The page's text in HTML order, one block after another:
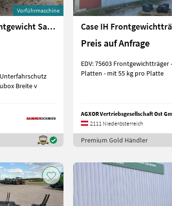
Vorführmaschine
TractorBumper Frontgewicht Safetyweight 800kg
Breite v
Case IH
Preis auf Anfrage
EDV: 75603 Frontgewichtträger - mit 4
Platten - mit 55 kg pro Platte
AGXOR Vertriebsgesellschaft Ost
2111 Niederösterreich
Premium Gold Händler